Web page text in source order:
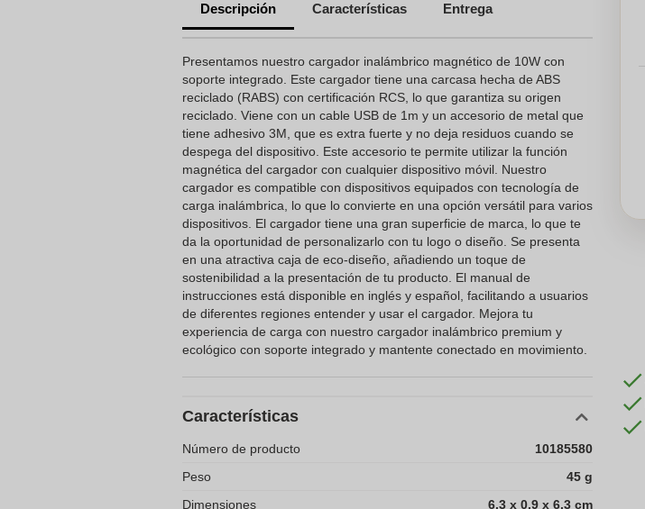
Descripción Características Entrega
Presentamos nuestro cargador inalámbrico magnético de 10W con
soporte integrado. Este cargador tiene una carcasa hecha de ABS
reciclado (RABS) con certificación RCS, lo que garantiza su origen
reciclado. Viene con un cable USB de 1m y un accesorio de metal que
tiene adhesivo 3M, que es extra fuerte y no deja residuos cuando se
despega del dispositivo. Este accesorio te permite utilizar la función
magnética del cargador con cualquier dispositivo móvil. Nuestro
cargador es compatible con dispositivos equipados con tecnología de
carga inalámbrica, lo que lo convierte en una opción versátil para varios
dispositivos. El cargador tiene una gran superficie de marca, lo que te
da la oportunidad de personalizarlo con tu logo o diseño. Se presenta
en una atractiva caja de eco-diseño, añadiendo un toque de
sostenibilidad a la presentación de tu producto. El manual de
instrucciones está disponible en inglés y español, facilitando a usuarios
de diferentes regiones entender y usar el cargador. Mejora tu
experiencia de carga con nuestro cargador inalámbrico premium y
ecológico con soporte integrado y mantente conectado en movimiento.
Características
Número de producto
10185580
Peso
45 g
Dimensiones
6.3 x 0.9 x 6.3 cm